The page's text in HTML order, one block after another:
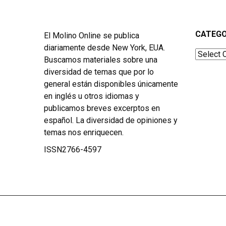
El Molino Online se publica
diariamente desde New York, EUA.
Buscamos materiales sobre una
diversidad de temas que por lo
general están disponibles únicamente
en inglés u otros idiomas y
publicamos breves excerptos en
español. La diversidad de opiniones y
temas nos enriquecen.
ISSN2766-4597